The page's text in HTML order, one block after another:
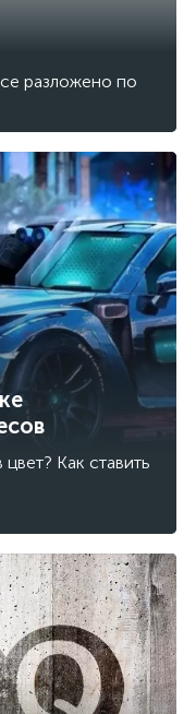
разложено по
Как ставить